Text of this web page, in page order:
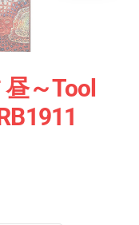
～tool